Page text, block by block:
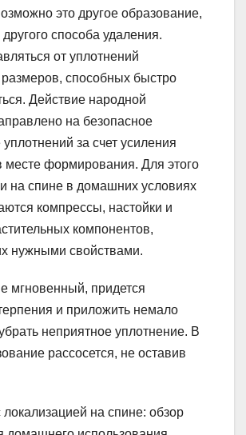
это другое образование,
способа удаления.
от уплотнений
способных быстро
Действие народной
на безопасное
за счет усиления
месте формирования. Для этого
на спине в домашних условиях
компрессы, настойки и
компонентов,
нужными свойствами.
мгновенный, придется
и приложить немало
неприятное уплотнение. В
рассосется, не оставив